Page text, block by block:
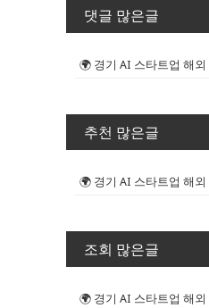
댓글 많은글
추천 많은글
조회 많은글